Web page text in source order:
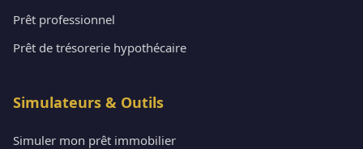
Prêt professionnel
Prêt de trésorerie hypothécaire
Simulateurs & Outils
Simuler mon prêt immobilier